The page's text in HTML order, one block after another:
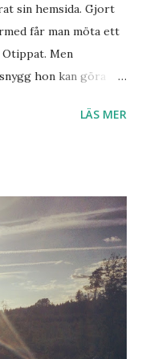
sin hemsida. Gjort
får man möta ett
Otippat. Men
hon kan göra
LÄS MER